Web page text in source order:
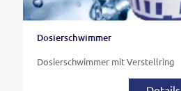
Dosierschwimmer
Dosierschwimmer mit Verstellring